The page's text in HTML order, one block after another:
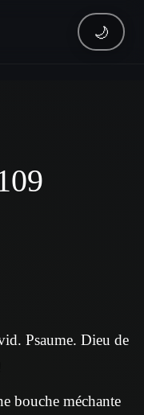
🌙
Psaume. Dieu de
bouche méchante